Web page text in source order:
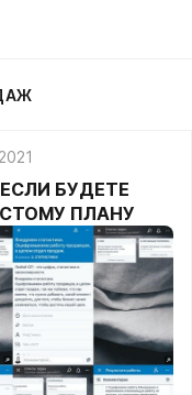
БУДЕТЕ
ПЛАНУ